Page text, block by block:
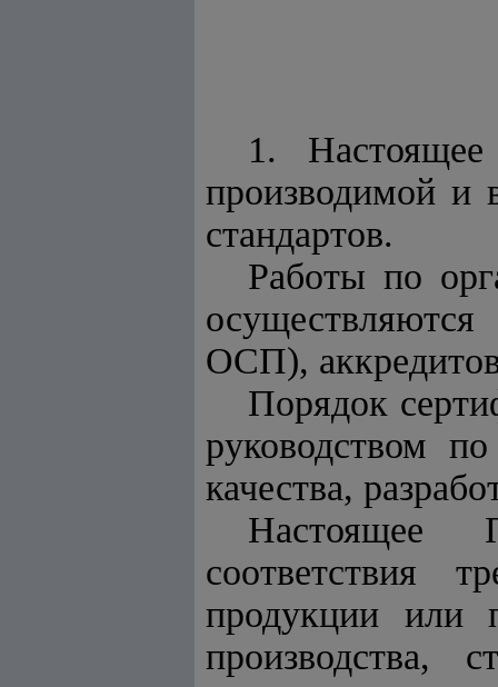
1. Настоящее
производимой и
стандартов.
Работы по
ОСП),
Порядок
руководством
качества,
Настоящее
соответствия
продукции или
производства,